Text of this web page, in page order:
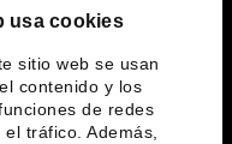
usa cookies
sitio web se usan
contenido y los
de redes
tráfico. Además,